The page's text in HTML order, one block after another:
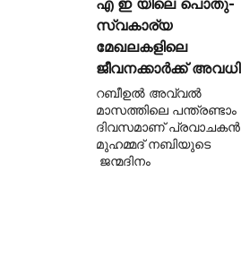
എ ഇ യിലെ പൊതു-
സ്വകാര്യ
മേഖലകളിലെ
ജീവനക്കാർക്ക് അവധി
റബീഉൽ അവ്വൽ
മാസത്തിലെ പന്ത്രണ്ടാം
ദിവസമാണ് പ്രവാചകൻ
മുഹമ്മദ് നബിയുടെ
ജന്മദിനം